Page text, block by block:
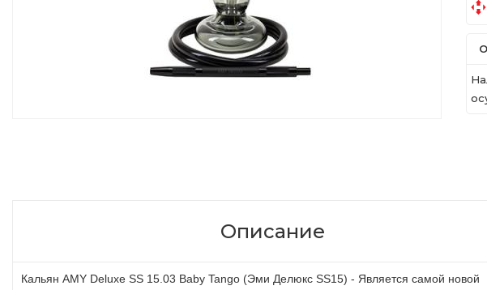
Описание
Кальян AMY Deluxe SS 15.03 Baby Tango (Эми Делюкс SS15) - Является самой новой